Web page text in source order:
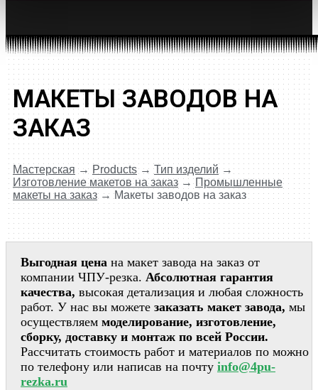
МАКЕТЫ ЗАВОДОВ НА
ЗАКАЗ
Мастерская → Products→Тип изделий→
Изготовление макетов на заказ→ Промышленные
макеты на заказ→Макеты заводов на заказ
Выгодная цена на макет завода на заказ от
компании ЧПУ-резка. Абсолютная гарантия
качества, высокая детализация и любая сложность
работ. У нас вы можете заказать макет завода, мы
осуществляем моделирование, изготовление,
сборку, доставку и монтаж по всей России.
Рассчитать стоимость работ и материалов по можно
по телефону или написав на почту info@4pu-
rezka.ru